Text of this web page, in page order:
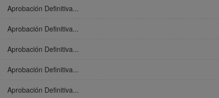
Aprobación Definitiva...
Aprobación Definitiva...
Aprobación Definitiva...
Aprobación Definitiva...
Aprobación Definitiva...